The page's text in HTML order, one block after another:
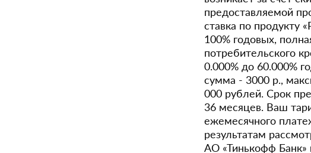
предоставляемой
ставка по продукту
100% годовых,
потребительского
0.000% до 60.000%
сумма - 3000 р.,
000 рублей. Срок
36 месяцев. Ваш
ежемесячного
результатам
АО «Тинькофф